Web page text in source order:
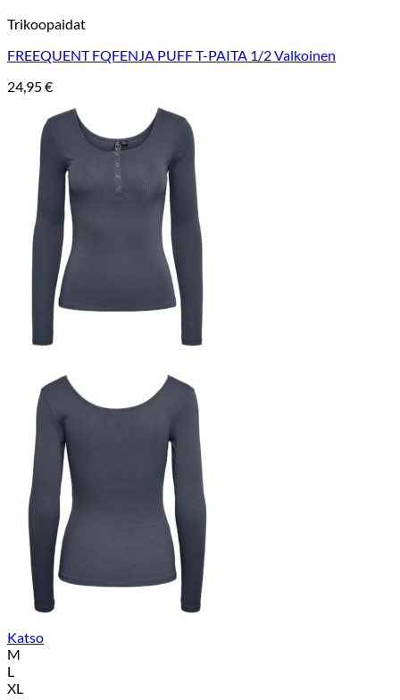
Trikoopaidat
FREEQUENT FQFENJA PUFF T-PAITA 1/2 Valkoinen
24,95€
Katso
M
L
XL